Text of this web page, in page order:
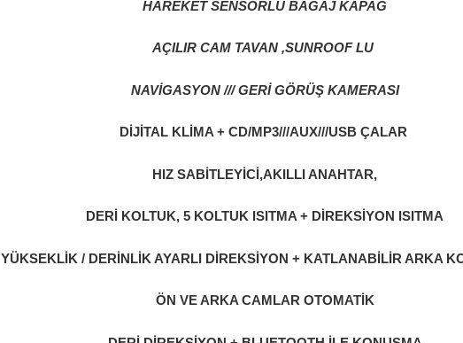
HAREKET SENSÖRLÜ BAGAJ KAPAG
AÇILIR CAM TAVAN ,SUNROOF LU
NAVİGASYON /// GERİ GÖRÜŞ KAMERASI
DİJİTAL KLİMA + CD/MP3///AUX///USB ÇALAR
HIZ SABİTLEYİCİ,AKILLI ANAHTAR,
DERİ KOLTUK, 5 KOLTUK ISITMA + DİREKSİYON ISITMA
YÜKSEKLİK / DERİNLİK AYARLI DİREKSİYON + KATLANABİLİR ARKA
ÖN VE ARKA CAMLAR OTOMATİK